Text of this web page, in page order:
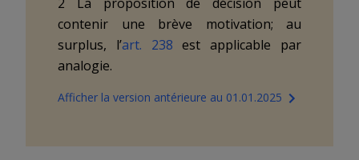
contenir une brève motivation; au
surplus, l’art. 238 est applicable par
analogie.
Afficher la version antérieure au 01.01.2025